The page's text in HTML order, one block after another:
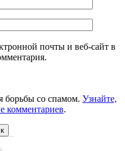
почты и веб-сайт в
борьбы со спамом. Узнайте,
комментариев.